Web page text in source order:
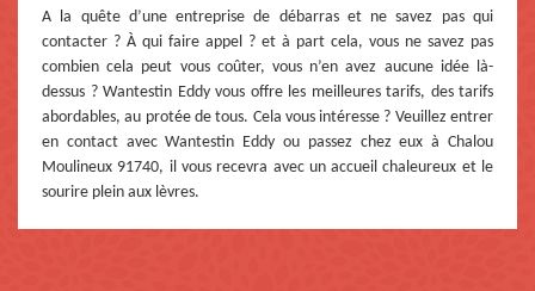
A la quête d’une entreprise de débarras et ne savez pas qui
contacter ? À qui faire appel ? et à part cela, vous ne savez pas
combien cela peut vous coûter, vous n’en avez aucune idée là-
dessus ? Wantestin Eddy vous offre les meilleures tarifs, des tarifs
abordables, au protée de tous. Cela vous intéresse ? Veuillez entrer
en contact avec Wantestin Eddy ou passez chez eux à Chalou
Moulineux 91740, il vous recevra avec un accueil chaleureux et le
sourire plein aux lèvres.